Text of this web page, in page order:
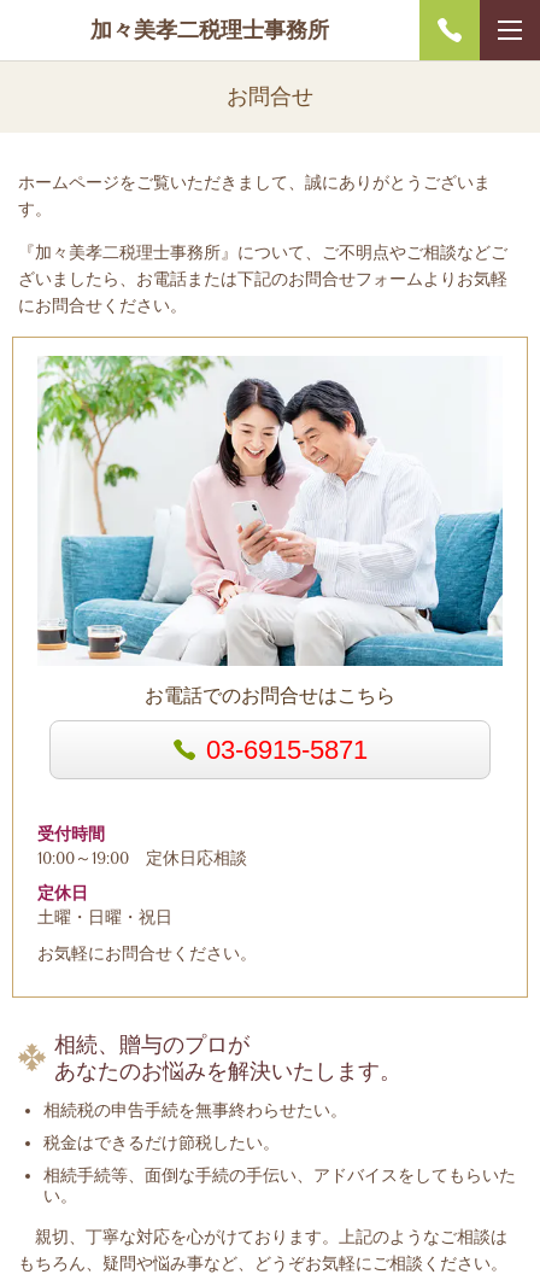
加々美孝二税理士事務所
お問合せ
ホームページをご覧いただきまして、誠にありがとうございま
す。
『加々美孝二税理士事務所』について、ご不明点やご相談などご
ざいましたら、お電話または下記のお問合せフォームよりお気軽
にお問合せください。
お電話でのお問合せはこちら
03-6915-5871
受付時間
10:00～19:00 定休日応相談
定休日
土曜・日曜・祝日
お気軽にお問合せください。
相続、贈与のプロが
あなたのお悩みを解決いたします。
相続税の申告手続を無事終わらせたい。
税金はできるだけ節税したい。
相続手続等、面倒な手続の手伝い、アドバイスをしてもらいた
い。
親切、丁寧な対応を心がけております。上記のようなご相談は
もちろん、疑問や悩み事など、どうぞお気軽にご相談ください。